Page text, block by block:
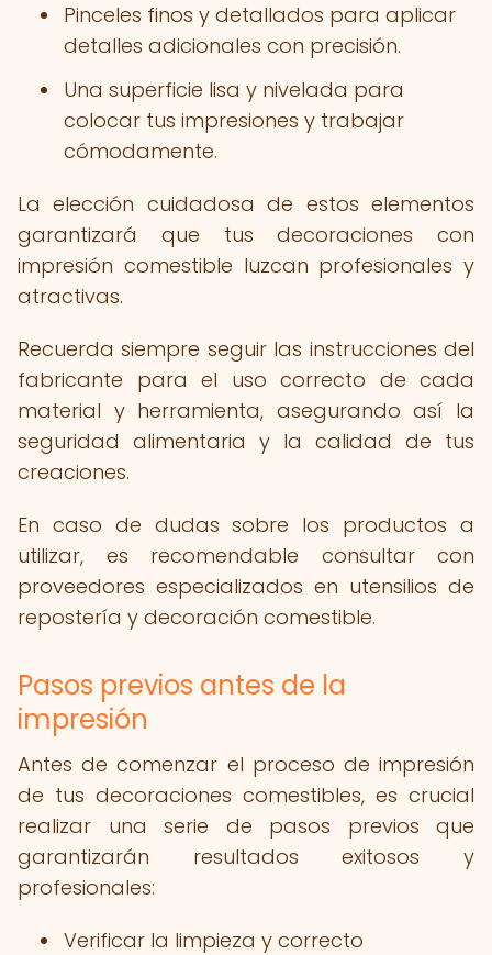
Pinceles finos y detallados para aplicar
detalles adicionales con precisión.
Una superficie lisa y nivelada para
colocar tus impresiones y trabajar
cómodamente.
La elección cuidadosa de estos elementos
garantizará que tus decoraciones con
impresión comestible luzcan profesionales y
atractivas.
Recuerda siempre seguir las instrucciones del
fabricante para el uso correcto de cada
material y herramienta, asegurando así la
seguridad alimentaria y la calidad de tus
creaciones.
En caso de dudas sobre los productos a
utilizar, es recomendable consultar con
proveedores especializados en utensilios de
repostería y decoración comestible.
Pasos previos antes de la
impresión
Antes de comenzar el proceso de impresión
de tus decoraciones comestibles, es crucial
realizar una serie de pasos previos que
garantizarán resultados exitosos y
profesionales:
Verificar la limpieza y correcto